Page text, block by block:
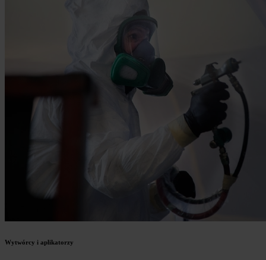
Wytwórcy i aplikatorzy